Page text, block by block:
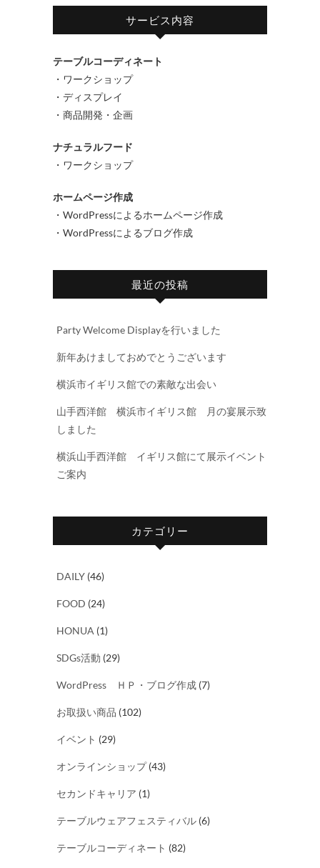
サービス内容
テーブルコーディネート
・ワークショップ
・ディスプレイ
・商品開発・企画
ナチュラルフード
・ワークショップ
ホームページ作成
・WordPressによるホームページ作成
・WordPressによるブログ作成
最近の投稿
Party Welcome Displayを行いました
新年あけましておめでとうございます
横浜市イギリス館での素敵な出会い
山手西洋館 横浜市イギリス館 月の宴展示致
しました
横浜山手西洋館 イギリス館にて展示イベント
ご案内
カテゴリー
DAILY (46)
FOOD (24)
HONUA (1)
SDGs活動 (29)
WordPress ＨＰ・ブログ作成 (7)
お取扱い商品 (102)
イベント (29)
オンラインショップ(43)
セカンドキャリア (1)
テーブルウェアフェスティバル (6)
テーブルコーディネート (82)